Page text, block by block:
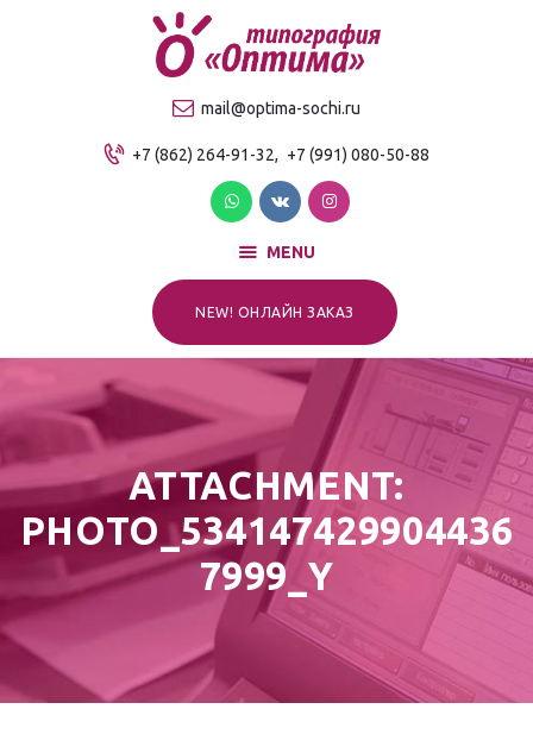
mail@optima-sochi.ru
+7 (862) 264-91-32, +7 (991) 080-50-88
MENU
NEW! ОНЛАЙН ЗАКАЗ
ATTACHMENT:
PHOTO_534147429904436
7999_Y
Качественная типография в Сочи
О компании
Продукция
Услуги
Прайс-лист
Для клиентов